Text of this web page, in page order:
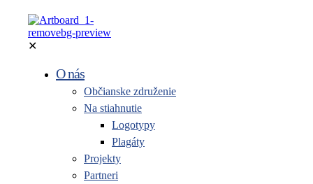
✕
O nás
Občianske združenie
Na stiahnutie
Logotypy
Plagáty
Projekty
Partneri